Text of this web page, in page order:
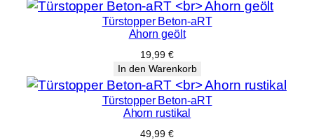
Türstopper Beton-aRT
Ahorn geölt
19,99 €
In den Warenkorb
Türstopper Beton-aRT
Ahorn rustikal
49,99 €